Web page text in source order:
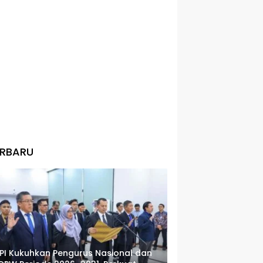
Kukuhkan Pengurus Nasional dan